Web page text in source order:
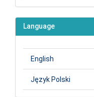
Submission
Language
English
Język Polski